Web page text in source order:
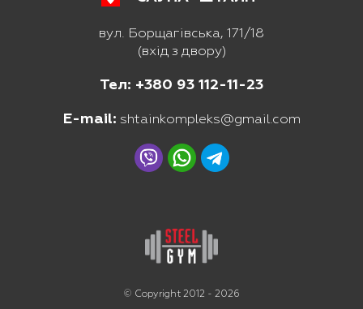
© Copyright 2012 - 2026
вул. Борщагівська, 171/18
(вхід з двору)
Тел: +380 93 112-11-23
E-mail: shtainkompleks@gmail.com